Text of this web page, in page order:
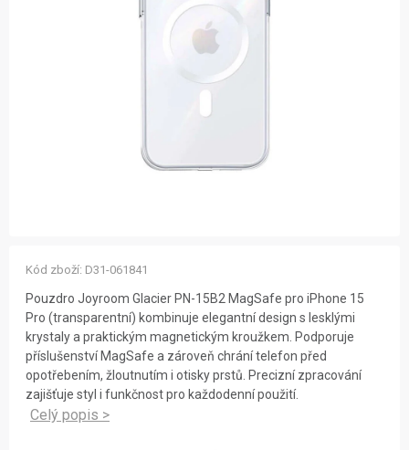
12 důvodů proč Gigamat Možnosti dopravy
Pouzdro Joyroom Glacier PN-15B2 MagSafe pro iPhone 15
Pro (transparentní) kombinuje elegantní design s lesklými
krystaly a praktickým magnetickým kroužkem. Podporuje
příslušenství MagSafe a zároveň chrání telefon před
opotřebením, žloutnutím i otisky prstů. Precizní zpracování
zajišťuje styl i funkčnost pro každodenní použití.
Kód zboží: D31-061841